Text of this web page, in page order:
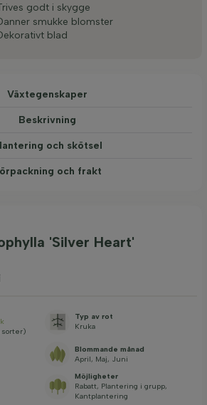
godt i skygge
smukke blomster
blad
Växtegenskaper
Beskrivning
och skötsel
och frakt
'Silver Heart'
sorter)
Typ av rot
Kruka
Blommande månad
April, Maj, Juni
Möjligheter
Rabatt, Plantering i grupp,
Kantplantering